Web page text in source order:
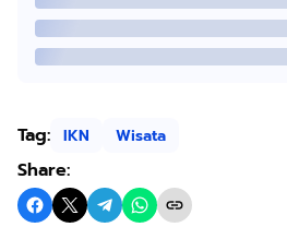
Tag: IKN Wisata
Share: